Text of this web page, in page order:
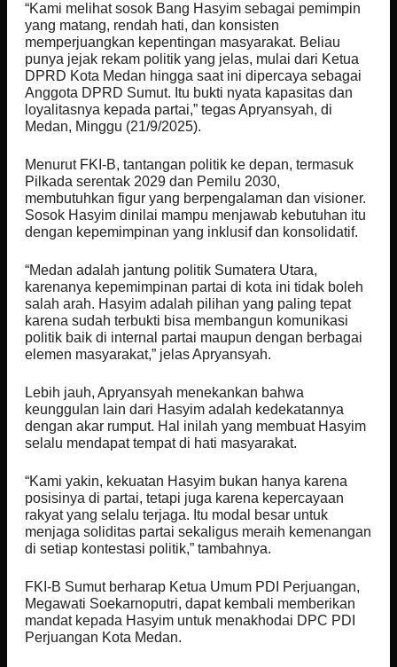
“Kami melihat sosok Bang Hasyim sebagai pemimpin
yang matang, rendah hati, dan konsisten
memperjuangkan kepentingan masyarakat. Beliau
punya jejak rekam politik yang jelas, mulai dari Ketua
DPRD Kota Medan hingga saat ini dipercaya sebagai
Anggota DPRD Sumut. Itu bukti nyata kapasitas dan
loyalitasnya kepada partai,” tegas Apryansyah, di
Medan, Minggu (21/9/2025).
Menurut FKI-B, tantangan politik ke depan, termasuk
Pilkada serentak 2029 dan Pemilu 2030,
membutuhkan figur yang berpengalaman dan visioner.
Sosok Hasyim dinilai mampu menjawab kebutuhan itu
dengan kepemimpinan yang inklusif dan konsolidatif.
“Medan adalah jantung politik Sumatera Utara,
karenanya kepemimpinan partai di kota ini tidak boleh
salah arah. Hasyim adalah pilihan yang paling tepat
karena sudah terbukti bisa membangun komunikasi
politik baik di internal partai maupun dengan berbagai
elemen masyarakat,” jelas Apryansyah.
Lebih jauh, Apryansyah menekankan bahwa
keunggulan lain dari Hasyim adalah kedekatannya
dengan akar rumput. Hal inilah yang membuat Hasyim
selalu mendapat tempat di hati masyarakat.
“Kami yakin, kekuatan Hasyim bukan hanya karena
posisinya di partai, tetapi juga karena kepercayaan
rakyat yang selalu terjaga. Itu modal besar untuk
menjaga soliditas partai sekaligus meraih kemenangan
di setiap kontestasi politik,” tambahnya.
FKI-B Sumut berharap Ketua Umum PDI Perjuangan,
Megawati Soekarnoputri, dapat kembali memberikan
mandat kepada Hasyim untuk menakhodai DPC PDI
Perjuangan Kota Medan.